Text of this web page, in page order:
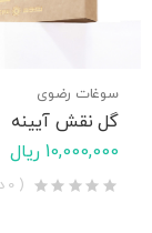
سوغات رضوی
گل نقش آیینه
10,000,000 ریال
( 0 دیدگاه )